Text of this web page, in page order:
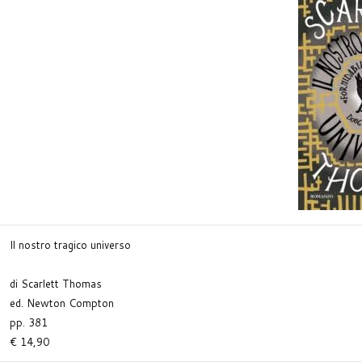
Il nostro tragico universo
di Scarlett Thomas
ed. Newton Compton
pp. 381
€ 14,90